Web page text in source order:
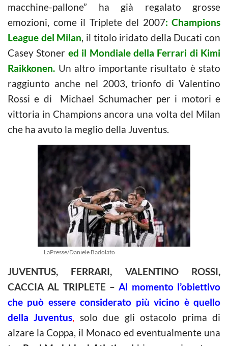
macchine-pallone” ha già regalato grosse
emozioni, come il Triplete del 2007: Champions
League del Milan, il titolo iridato della Ducati con
Casey Stoner ed il Mondiale della Ferrari di Kimi
Raikkonen. Un altro importante risultato è stato
raggiunto anche nel 2003, trionfo di Valentino
Rossi e di Michael Schumacher per i motori e
vittoria in Champions ancora una volta del Milan
che ha avuto la meglio della Juventus.
LaPresse/Daniele Badolato
JUVENTUS, FERRARI, VALENTINO ROSSI,
CACCIA AL TRIPLETE – Al momento l’obiettivo
che può essere considerato più vicino è quello
della Juventus, solo due gli ostacolo prima di
alzare la Coppa, il Monaco ed eventualmente una